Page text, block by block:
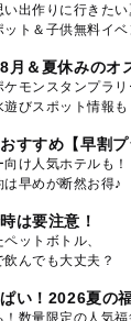
い出作りに行きたい
ット＆子供無料イベ
8月＆夏休みのオ
ケモンスタンプラリ
びスポット情報も
すすめ【早割プ
け人気ホテルも！
は早めが断然お得♪
は要注意！
ットボトル、
んでも大丈夫？
い！2026夏の
！数量限定の人気福